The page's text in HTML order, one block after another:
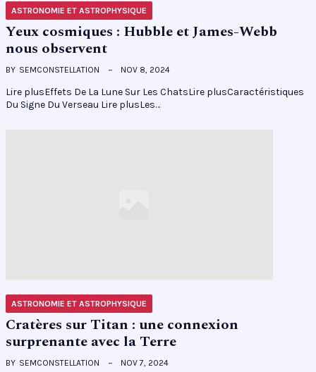
ASTRONOMIE ET ASTROPHYSIQUE
Yeux cosmiques : Hubble et James-Webb
nous observent
BY SEMCONSTELLATION NOV 8, 2024
Lire plusEffets De La Lune Sur Les ChatsLire plusCaractéristiques
Du Signe Du Verseau Lire plusLes…
ASTRONOMIE ET ASTROPHYSIQUE
Cratères sur Titan : une connexion
surprenante avec la Terre
BY SEMCONSTELLATION NOV 7, 2024